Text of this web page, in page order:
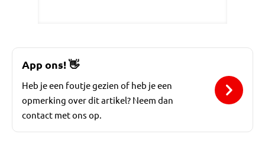
App ons!👋
Heb je een foutje gezien of heb je een
opmerking over dit artikel? Neem dan
contact met ons op.